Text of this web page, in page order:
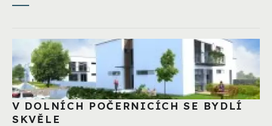
V DOLNÍCH POČERNICÍCH SE BYDLÍ
SKVĚLE